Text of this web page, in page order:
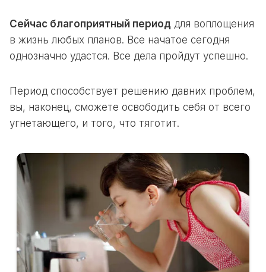
Сейчас благоприятный период для воплощения
в жизнь любых планов. Все начатое сегодня
однозначно удастся. Все дела пройдут успешно.
Период способствует решению давних проблем,
вы, наконец, сможете освободить себя от всего
угнетающего, и того, что тяготит.